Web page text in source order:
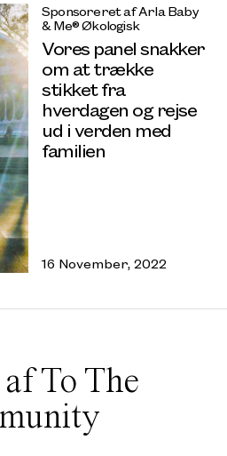
Sponsoreret af Arla Baby
& Me® Økologisk
Vores panel snakker
om at trække
stikket fra
hverdagen og rejse
ud i verden med
familien
16 November, 2022
To The